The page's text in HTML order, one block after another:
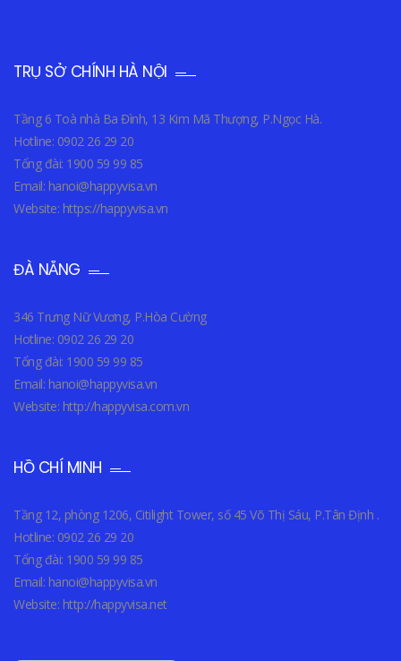
TRỤ SỞ CHÍNH HÀ NỘI
Tầng 6 Toà nhà Ba Đình, 13 Kim Mã Thượng, P.Ngọc Hà.
Hotline: 0902 26 29 20
Tổng đài: 1900 59 99 85
Email: hanoi@happyvisa.vn
Website: https://happyvisa.vn
ĐÀ NẴNG
346 Trưng Nữ Vương, P.Hòa Cường
Hotline: 0902 26 29 20
Tổng đài: 1900 59 99 85
Email: hanoi@happyvisa.vn
Website: http://happyvisa.com.vn
HỒ CHÍ MINH
Tầng 12, phòng 1206, Citilight Tower, số 45 Võ Thị Sáu, P.Tân Định .
Hotline: 0902 26 29 20
Tổng đài: 1900 59 99 85
Email: hanoi@happyvisa.vn
Website: http://happyvisa.net